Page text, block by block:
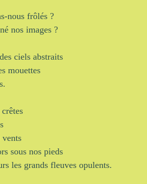
nous frôlés ?
nos images ?
ciels abstraits
mouettes
vents
sous nos pieds
les grands fleuves opulents.